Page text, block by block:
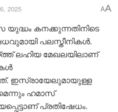
2025 AA
കനക്കുന്നതിനിടെ
പലസ്തീനികൾ.
ലഹിയ മേഖലയിലാണ്
ഇസ്രായേലുമായുള്ള
ഹമാസ്
പ്രതിഷേധം.